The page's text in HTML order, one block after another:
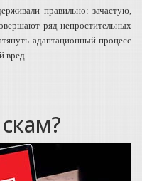
правильно: зачастую,
ряд непростительных
адаптационный процесс
вред.